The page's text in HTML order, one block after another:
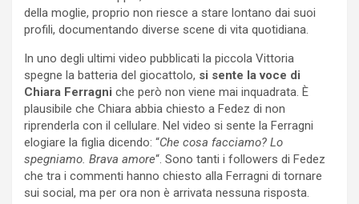
della moglie, proprio non riesce a stare lontano dai suoi
profili, documentando diverse scene di vita quotidiana.
In uno degli ultimi video pubblicati la piccola Vittoria
spegne la batteria del giocattolo, si sente la voce di
Chiara Ferragni che però non viene mai inquadrata. È
plausibile che Chiara abbia chiesto a Fedez di non
riprenderla con il cellulare. Nel video si sente la Ferragni
elogiare la figlia dicendo: “Che cosa facciamo? Lo
spegniamo. Brava amore“. Sono tanti i followers di Fedez
che tra i commenti hanno chiesto alla Ferragni di tornare
sui social, ma per ora non è arrivata nessuna risposta.